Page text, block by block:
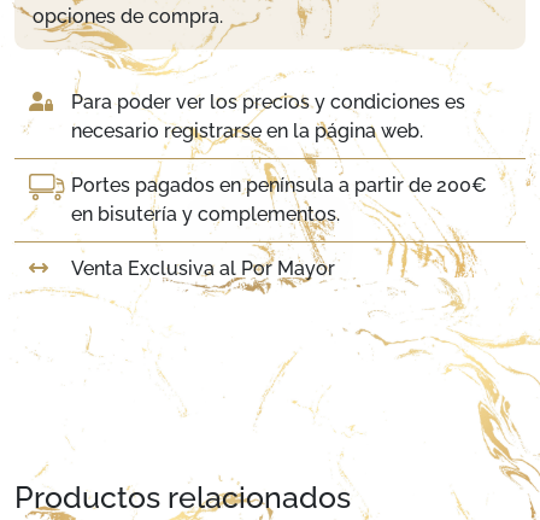
opciones de compra.
Para poder ver los precios y condiciones es
necesario registrarse en la página web.
Portes pagados en península a partir de 200€
en bisutería y complementos.
Venta Exclusiva al Por Mayor
Productos relacionados